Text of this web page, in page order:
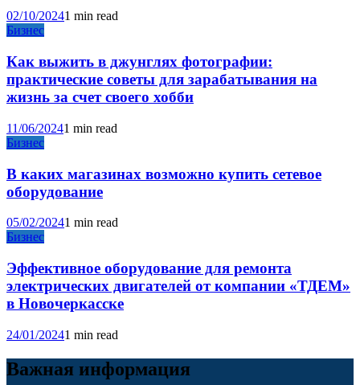
02/10/20241 min read
Бизнес
Как выжить в джунглях фотографии:
практические советы для зарабатывания на
жизнь за счет своего хобби
11/06/20241 min read
Бизнес
В каких магазинах возможно купить сетевое
оборудование
05/02/20241 min read
Бизнес
Эффективное оборудование для ремонта
электрических двигателей от компании «ТДЕМ»
в Новочеркасске
24/01/20241 min read
Важная информация